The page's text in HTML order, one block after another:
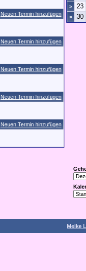
Neuen Termin hinzufügen
Neuen Termin hinzufügen
Neuen Termin hinzufügen
Neuen Termin hinzufügen
Neuen Termin hinzufügen
> 23
> 30
Meike